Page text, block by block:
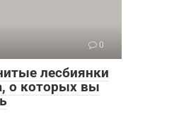
0
лесбиянки
о которых вы